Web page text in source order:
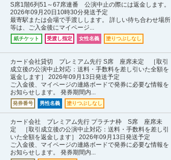
S席1階6列51～67席連番 公演中止の際には返金します。
2026年09月20日10時30分発送予定
最寄駅または会場で手渡しします。 詳しい待ち合わせ場所
等は、ご入金後にマイページ...
紙チケット 受渡し指定 女性名義 塗りつぶしなし
カード会社貸切 プレミアム先行 S席 座席未定 ［取引
成立後の公演中止対応：送料・手数料を差し引いた全額を
返金します］ 2026年09月13日発送予定
ご入金後、マイページの連絡ボードで発券に必要な情報を
お知らせします。 発券期間内...
発券番号 男性名義 塗りつぶしなし
カード会社 プレミアム先行 プラチナ枠 S席 座席未
定 ［取引成立後の公演中止対応：送料・手数料を差し引
いた全額を返金します］ 2026年09月13日発送予定
ご入金後、マイページの連絡ボードで発券に必要な情報を
お知らせします。 発券期間内...